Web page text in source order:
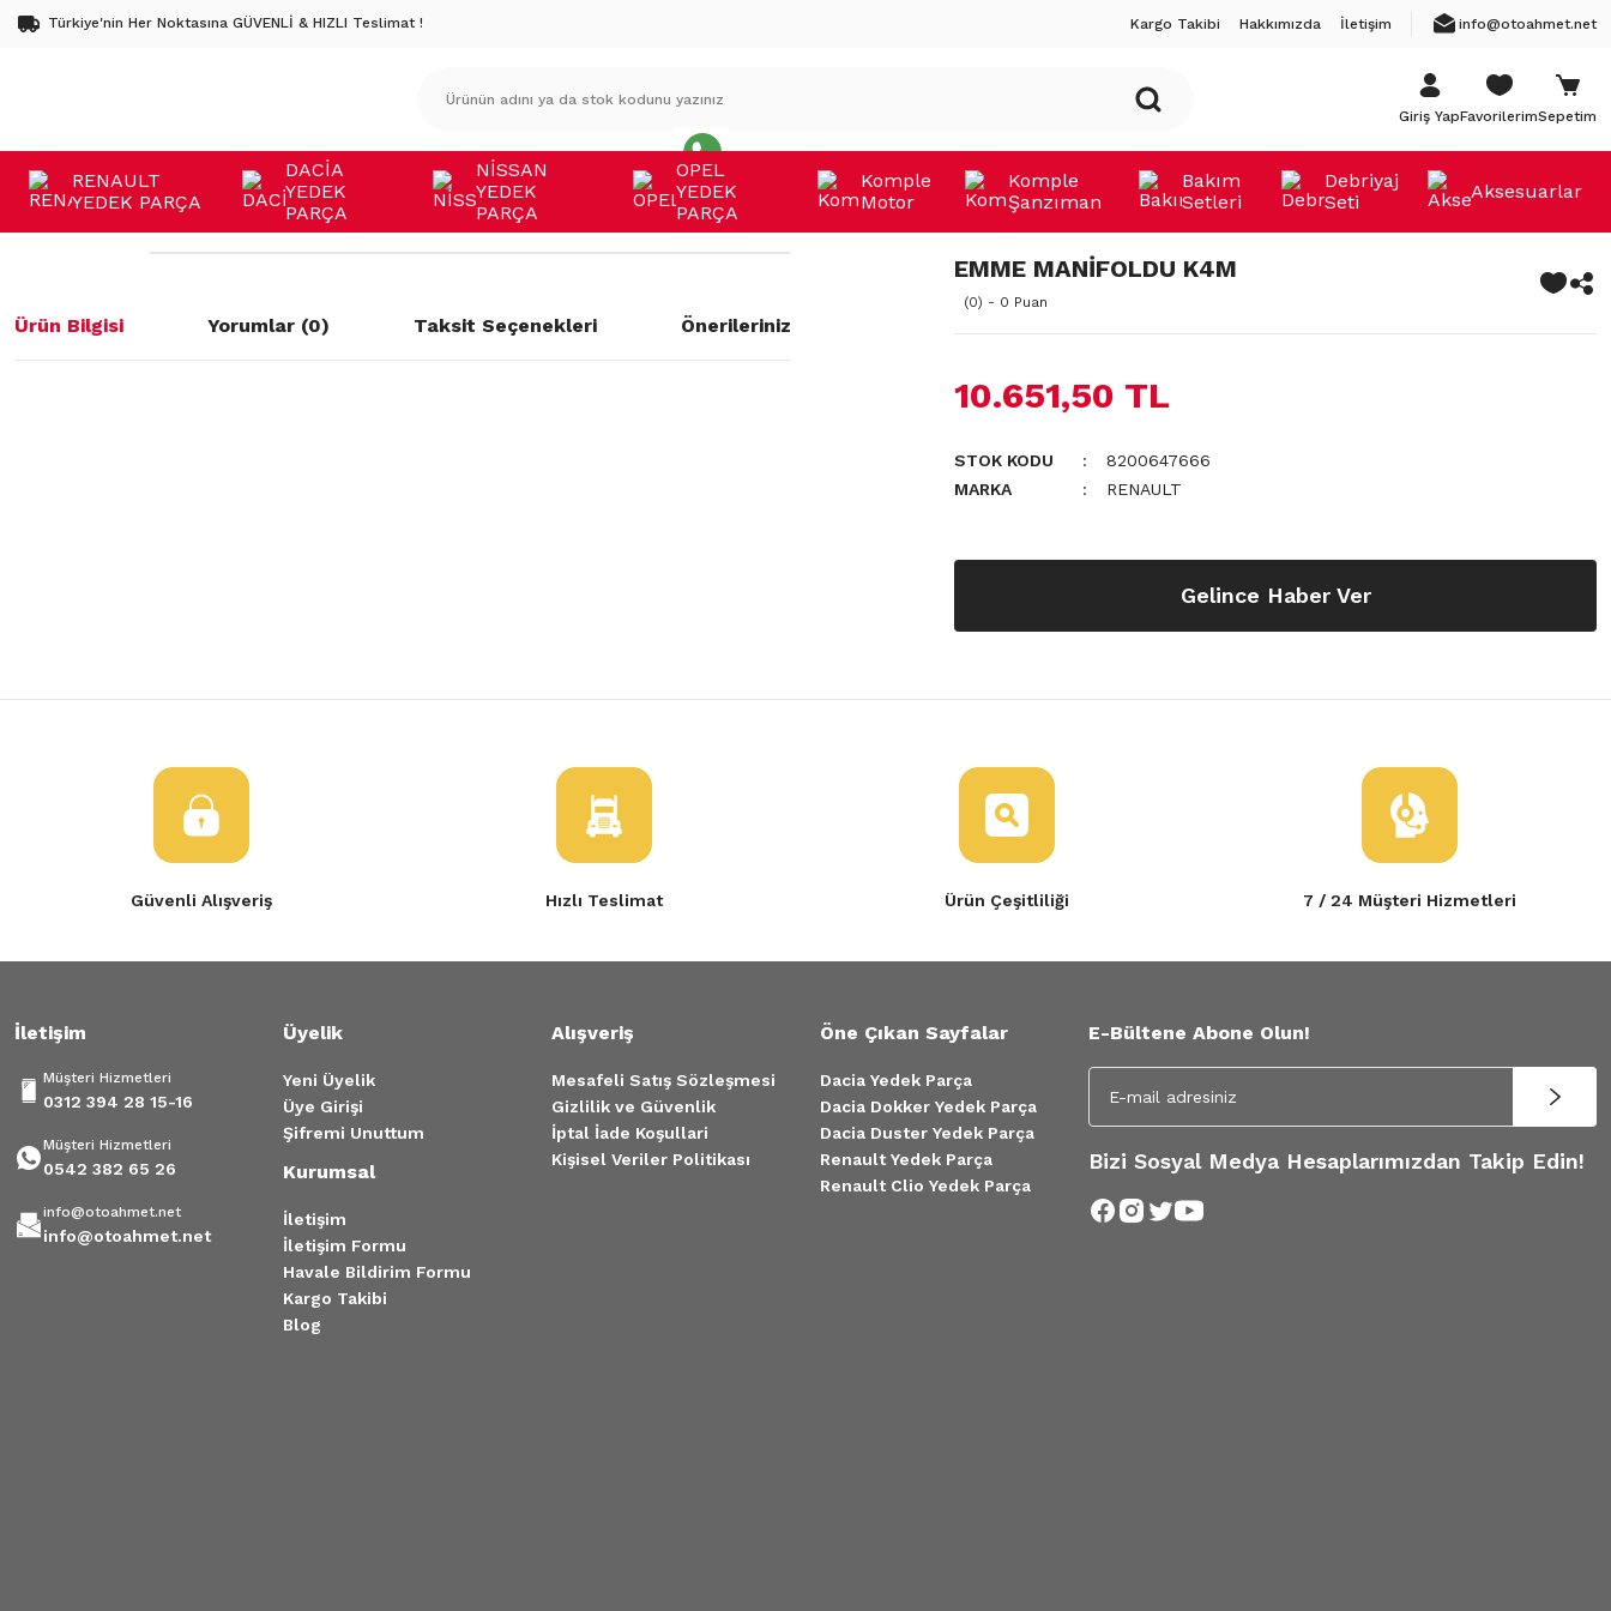
Türkiye'nin Her Noktasına GÜVENLİ & HIZLI Teslimat ! Kargo Takibi Hakkımızda İletişim info@otoahmet.net
Giriş YapFavorilerimSepetim
RENAULT
YEDEK PARÇA
DACİA
YEDEK
PARÇA
NİSSAN
YEDEK
PARÇA
OPEL
YEDEK
PARÇA
Komple
Motor
Komple
Şanzıman
Bakım
Setleri
Debriyaj
Seti
Aksesuarlar
Ürün Bilgisi Yorumlar (0) Taksit Seçenekleri Önerileriniz
EMME MANİFOLDU K4M
(0) - 0 Puan
10.651,50 TL
STOK KODU
8200647666
MARKA
RENAULT
Gelince Haber Ver
Güvenli Alışveriş Hızlı Teslimat Ürün Çeşitliliği 7 / 24 Müşteri Hizmetleri
İletişim
Müşteri Hizmetleri
0312 394 28 15-16
Müşteri Hizmetleri
0542 382 65 26
info@otoahmet.net
info@otoahmet.net
Üyelik
Yeni Üyelik
Üye Girişi
Şifremi Unuttum
Kurumsal
İletişim
İletişim Formu
Havale Bildirim Formu
Kargo Takibi
Blog
Alışveriş
Mesafeli Satış Sözleşmesi
Gizlilik ve Güvenlik
İptal İade Koşullari
Kişisel Veriler Politikası
Öne Çıkan Sayfalar
Dacia Yedek Parça
Dacia Dokker Yedek Parça
Dacia Duster Yedek Parça
Renault Yedek Parça
Renault Clio Yedek Parça
E-Bültene Abone Olun!
Bizi Sosyal Medya Hesaplarımızdan Takip Edin!